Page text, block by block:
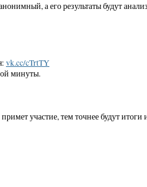
а его результаты будут
vk.cc/cTrtTY
минуты.
участие, тем точнее будут итоги